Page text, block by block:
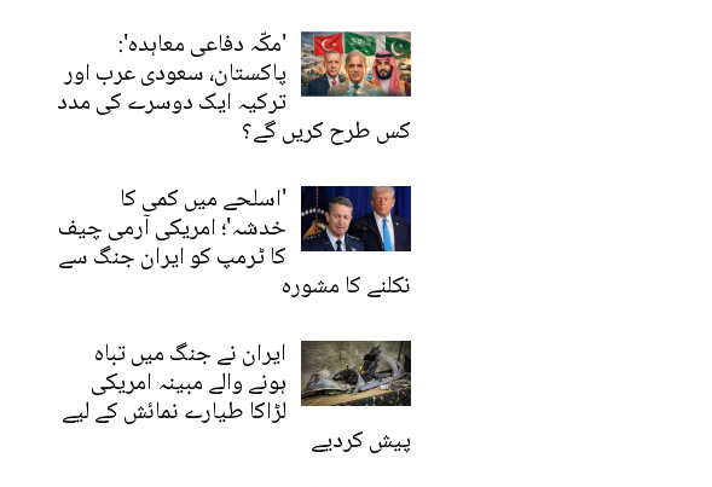
'مکّہ دفاعی معاہدہ':
پاکستان، سعودی عرب اور
ترکیہ ایک دوسرے کی مدد
کس طرح کریں گے؟
'اسلحے میں کمی کا
خدشہ'؛ امریکی آرمی چیف
کا ٹرمپ کو ایران جنگ سے
نکلنے کا مشورہ
ایران نے جنگ میں تباہ
ہونے والے مبینہ امریکی
لڑاکا طیارے نمائش کے لیے
پیش کردیے